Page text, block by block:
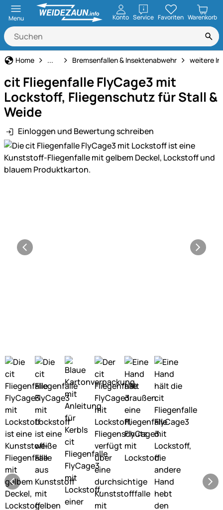
Menu Konto ServiceöffnenFavoriten Warenkorb
Home Tiervertreiber
... Bremsenfallen & Insektenabwehr weitere
cit Fliegenfalle FlyCage3 mit
Lockstoff, Fliegenschutz für Stall &
Weide
Einloggen und Bewertung schreiben
Produktgalerie